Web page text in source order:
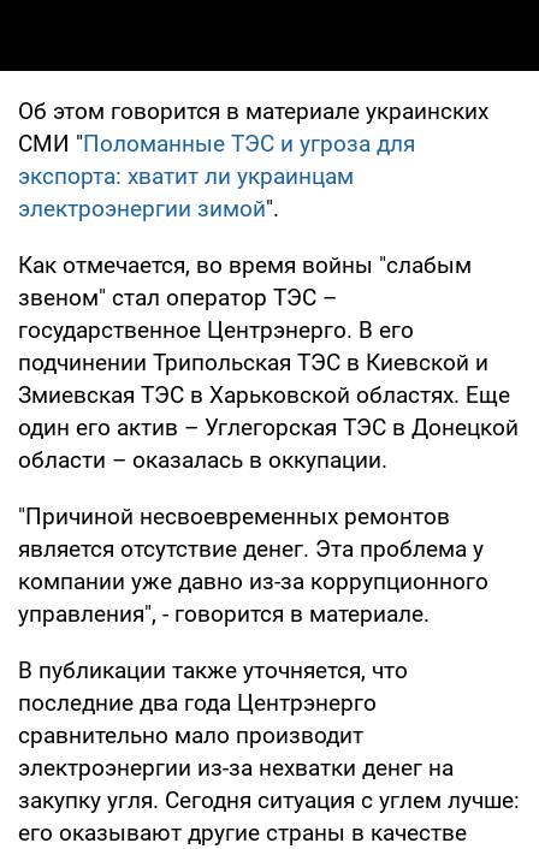
Об этом говорится в материале украинских
СМИ "Поломанные ТЭС и угроза для
экспорта: хватит ли украинцам
электроэнергии зимой".
Как отмечается, во время войны "слабым
звеном" стал оператор ТЭС –
государственное Центрэнерго. В его
подчинении Трипольская ТЭС в Киевской и
Змиевская ТЭС в Харьковской областях. Еще
один его актив – Углегорская ТЭС в Донецкой
области – оказалась в оккупации.
"Причиной несвоевременных ремонтов
является отсутствие денег. Эта проблема у
компании уже давно из-за коррупционного
управления", - говорится в материале.
В публикации также уточняется, что
последние два года Центрэнерго
сравнительно мало производит
электроэнергии из-за нехватки денег на
закупку угля. Сегодня ситуация с углем лучше:
его оказывают другие страны в качестве